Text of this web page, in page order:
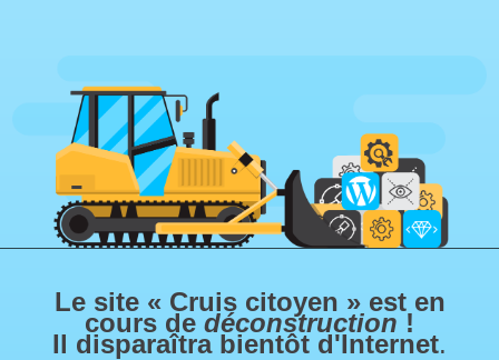
Le site « Cruis citoyen » est en
cours de déconstruction !
Il disparaîtra bientôt d'Internet.